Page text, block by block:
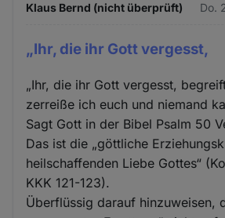
Klaus Bernd (nicht überprüft) Do.
„Ihr, die ihr Gott vergesst,
„Ihr, die ihr Gott vergesst,
zerreiße ich euch und niemand
Sagt Gott in der Bibel Psalm 50
Das ist die „göttliche
heilschaffenden Liebe Gottes“
KKK 121-123).
Überflüssig darauf hinzuweisen,